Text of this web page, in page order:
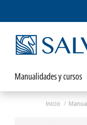
Manualidades y cursos
Inicio